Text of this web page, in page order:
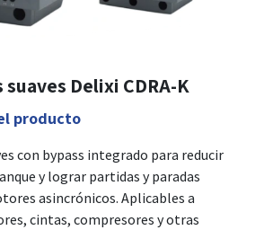
Delixi CDRA-K
producto
con bypass integrado para reducir
y lograr partidas y paradas
asincrónicos. Aplicables a
cintas, compresores y otras